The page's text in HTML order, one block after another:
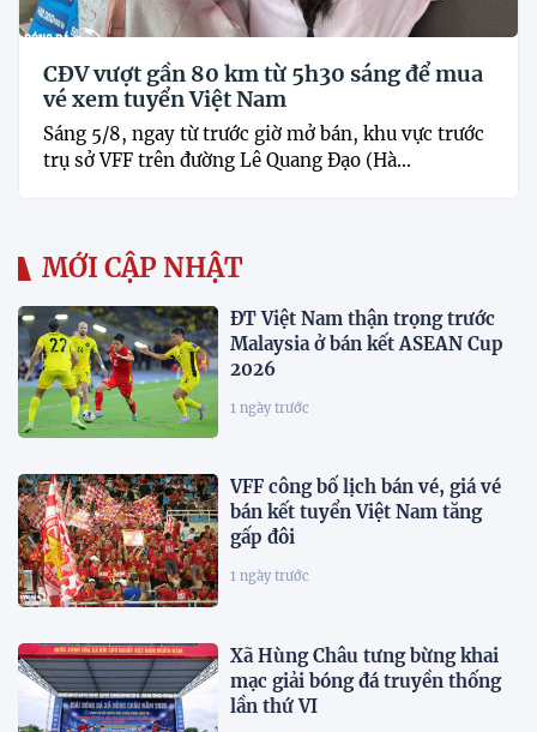
CĐV vượt gần 80 km từ 5h30 sáng để mua
vé xem tuyển Việt Nam
Sáng 5/8, ngay từ trước giờ mở bán, khu vực trước
trụ sở VFF trên đường Lê Quang Đạo (Hà...
MỚI CẬP NHẬT
ĐT Việt Nam thận trọng trước
Malaysia ở bán kết ASEAN Cup
2026
1 ngày trước
VFF công bố lịch bán vé, giá vé
bán kết tuyển Việt Nam tăng
gấp đôi
1 ngày trước
Xã Hùng Châu tưng bừng khai
mạc giải bóng đá truyền thống
lần thứ VI